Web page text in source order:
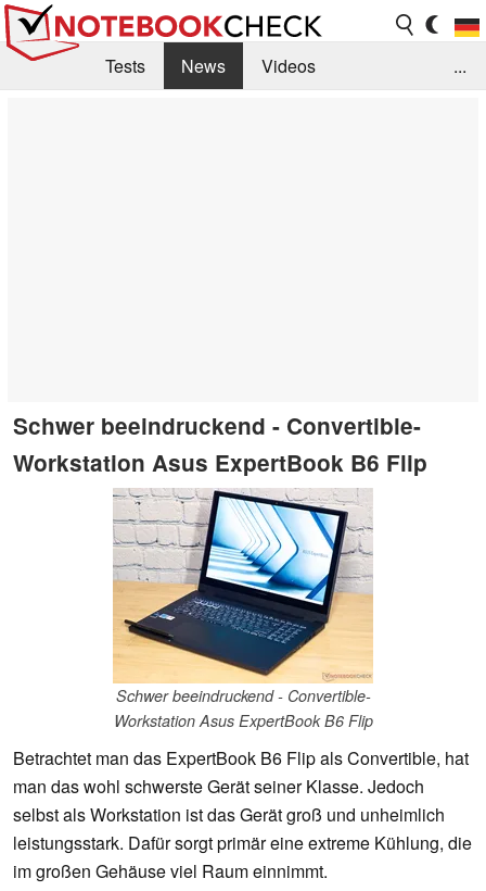
Tests News
Videos
...
Schwer beeindruckend - Convertible-
Workstation Asus ExpertBook B6 Flip
Schwer beeindruckend - Convertible-
Workstation Asus ExpertBook B6 Flip
Betrachtet man das ExpertBook B6 Flip als Convertible, hat
man das wohl schwerste Gerät seiner Klasse. Jedoch
selbst als Workstation ist das Gerät groß und unheimlich
leistungsstark. Dafür sorgt primär eine extreme Kühlung, die
im großen Gehäuse viel Raum einnimmt.